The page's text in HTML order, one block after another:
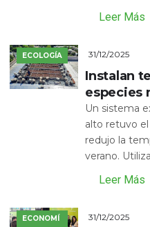
Leer Más
ECOLOGÍA 31/12/2025
Instalan
especies
Un sistema
alto retuvo
redujo la
verano.
Leer Más
ECONOMÍ
31/12/2025